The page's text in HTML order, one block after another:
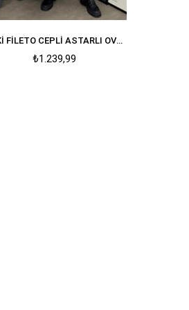
HAKI FILETO CEPLI ASTARLI OVERSIZE BLAZER CEKET
₺1.239,99